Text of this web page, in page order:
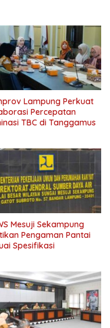
Lampung Perkuat
Percepatan
TBC di Tanggamus
Mesuji Sekampung
Pengaman Pantai
Spesifikasi